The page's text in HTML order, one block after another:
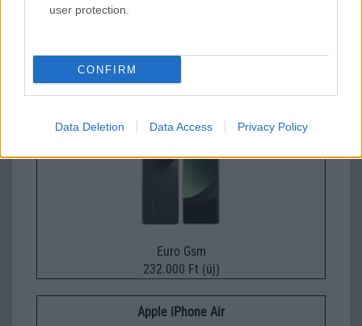
user protection.
CONFIRM
Data Deletion Data Access Privacy Policy
224.000 Ft (új)
Xiaomi 15
Euro Gsm
232.000 Ft (új)
Apple iPhone Air